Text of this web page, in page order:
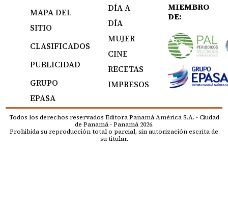
MAPA DEL
SITIO
CLASIFICADOS
PUBLICIDAD
GRUPO
EPASA
DÍA A
DÍA
MUJER
CINE
RECETAS
IMPRESOS
MIEMBRO
DE:
Todos los derechos reservados Editora Panamá América S.A. - Ciudad
de Panamá - Panamá 2026.
Prohibida su reproducción total o parcial, sin autorización escrita de
su titular.